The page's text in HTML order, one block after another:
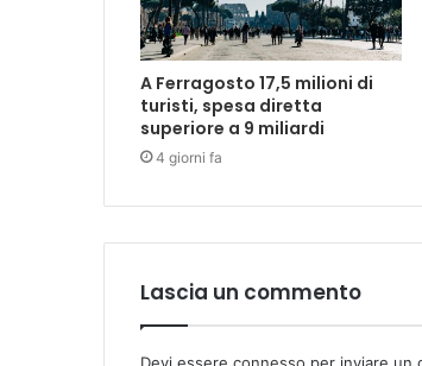
A Ferragosto 17,5 milioni di
turisti, spesa diretta
superiore a 9 miliardi
4 giorni fa
Lascia un commento
Devi essere connesso per inviare un